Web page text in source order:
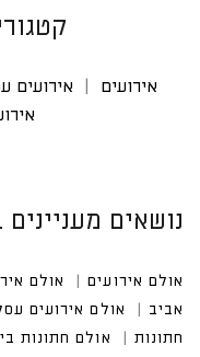
אירועים אירועים
נושאים
אולם אירועים אולם
ביב
אולם אירועים
ות
אולם חתונות ביפו